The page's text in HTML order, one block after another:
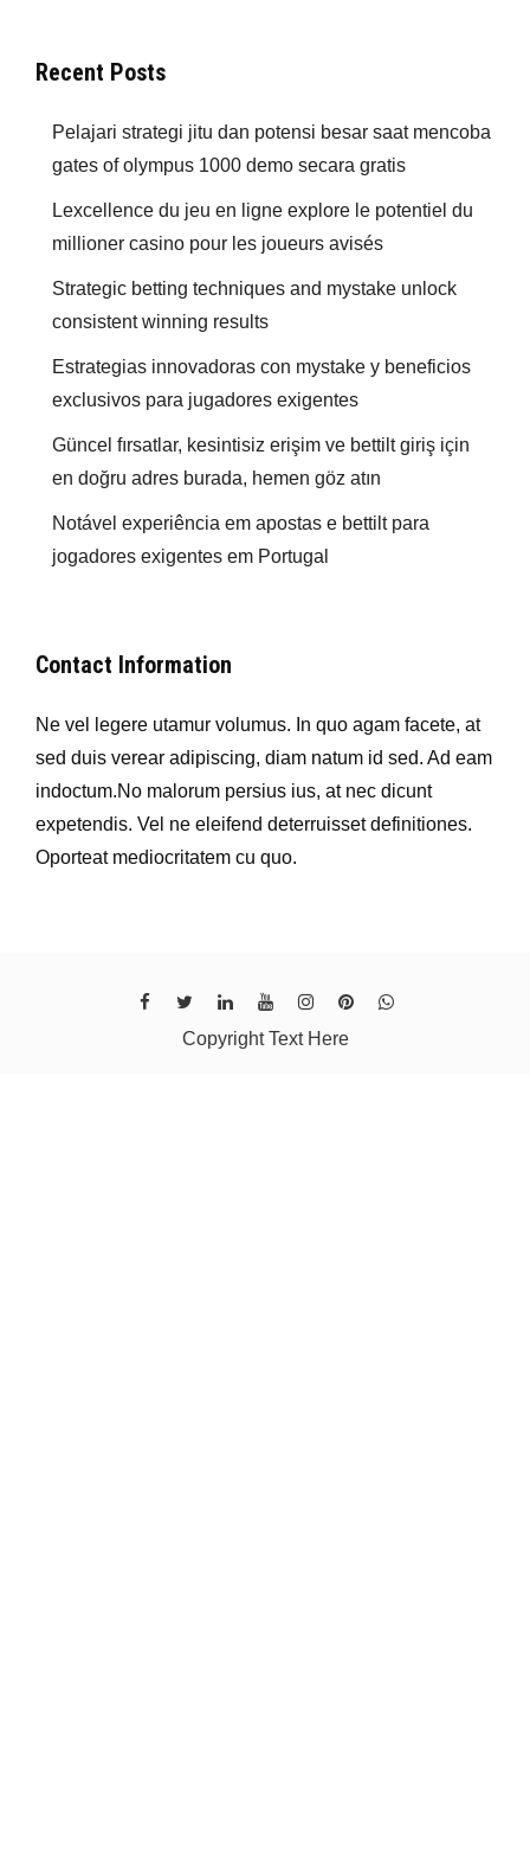
Recent Posts
Pelajari strategi jitu dan potensi besar saat mencoba
gates of olympus 1000 demo secara gratis
Lexcellence du jeu en ligne explore le potentiel du
millioner casino pour les joueurs avisés
Strategic betting techniques and mystake unlock
consistent winning results
Estrategias innovadoras con mystake y beneficios
exclusivos para jugadores exigentes
Güncel fırsatlar, kesintisiz erişim ve bettilt giriş için
en doğru adres burada, hemen göz atın
Notável experiência em apostas e bettilt para
jogadores exigentes em Portugal
Contact Information
Ne vel legere utamur volumus. In quo agam facete, at
sed duis verear adipiscing, diam natum id sed. Ad eam
indoctum.No malorum persius ius, at nec dicunt
expetendis. Vel ne eleifend deterruisset definitiones.
Oporteat mediocritatem cu quo.
Copyright Text Here